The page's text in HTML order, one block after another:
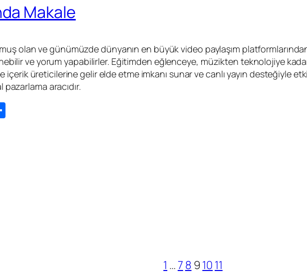
Makale
olan ve günümüzde dünyanın en büyük video paylaşım
ve yorum yapabilirler. Eğitimden eğlenceye, müzikten teknolojiye
içerik üreticilerine gelir elde etme imkanı sunar ve canlı yayın desteğiyle
aracıdır.
1 …7 8 910 11